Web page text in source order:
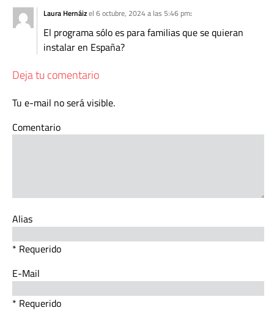
Laura Hernáizel 6 octubre, 2024 a las 5:46 pm:
El programa sólo es para familias que se quieran
instalar en España?
Deja tu comentario
Tu e-mail no será visible.
Comentario
Alias
* Requerido
E-Mail
* Requerido